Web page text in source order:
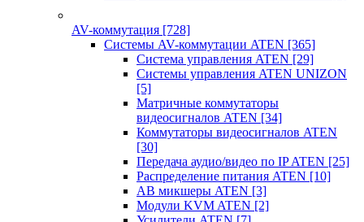
AV-коммутация [728]
Системы AV-коммутации ATEN [365]
Система управления ATEN [29]
Системы управления ATEN UNIZON
[5]
Матричные коммутаторы
видеосигналов ATEN [34]
Коммутаторы видеосигналов ATEN
[30]
Передача аудио/видео по IP ATEN [25]
Распределение питания ATEN [10]
АВ микшеры ATEN [3]
Модули KVM ATEN [2]